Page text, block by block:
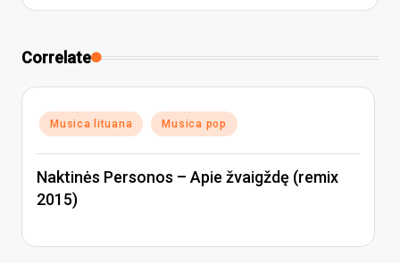
Correlate
Posted
in
Musica lituana Musica pop
Naktinės Personos – Apie žvaigždę (remix
2015)